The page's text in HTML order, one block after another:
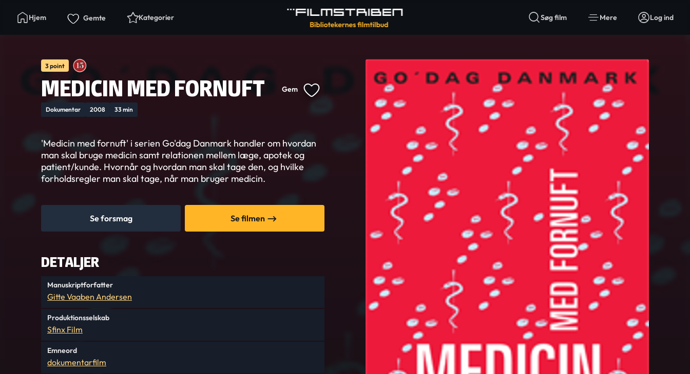
Hjem Gemte Kategorier Søg film Mere Log ind
3 point
MEDICIN MED FORNUFT Gem
Dokumentar 2008 33 min
'Medicin med fornuft' i serien Go'dag Danmark handler om hvordan
man skal bruge medicin samt relationen mellem læge, apotek og
patient/kunde. Hvornår og hvordan man skal tage den, og hvilke
forholdsregler man skal tage, når man bruger medicin.
Se forsmag Se filmen
DETALJER
Manuskriptforfatter
Gitte Vaaben Andersen
Produktionsselskab
Sfinx Film
Emneord
dokumentarfilm